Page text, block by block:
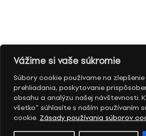
Vážime si vaše súkromie
Súbory cookie používame na
prehliadania, poskytovanie
obsahu a analýzu našej návštevnosti.
všetko“ súhlasíte s naším používaním
cookie. Zásady používania súborov